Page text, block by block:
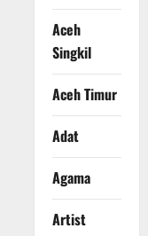
Aceh
Singkil
Aceh Timur
Adat
Agama
Artist